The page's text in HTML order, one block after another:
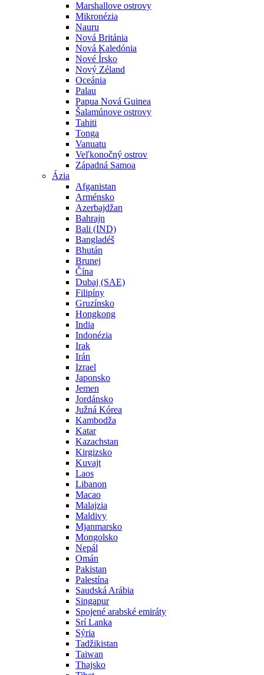
Marshallove ostrovy
Mikronézia
Nauru
Nová Británia
Nová Kaledónia
Nové Írsko
Nový Zéland
Oceánia
Palau
Papua Nová Guinea
Šalamúnove ostrovy
Tahiti
Tonga
Vanuatu
Veľkonočný ostrov
Západná Samoa
Ázia
Afganistan
Arménsko
Azerbajdžan
Bahrajn
Bali (IND)
Bangladéš
Bhután
Brunej
Čína
Dubaj (SAE)
Filipíny
Gruzínsko
Hongkong
India
Indonézia
Irak
Irán
Izrael
Japonsko
Jemen
Jordánsko
Južná Kórea
Kambodža
Katar
Kazachstan
Kirgizsko
Kuvajt
Laos
Libanon
Macao
Malajzia
Maldivy
Mjanmarsko
Mongolsko
Nepál
Omán
Pakistan
Palestína
Saudská Arábia
Singapur
Spojené arabské emiráty
Srí Lanka
Sýria
Tadžikistan
Taiwan
Thajsko